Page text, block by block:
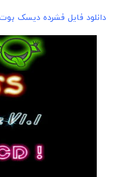
دانلود فایل فشرده دیسک